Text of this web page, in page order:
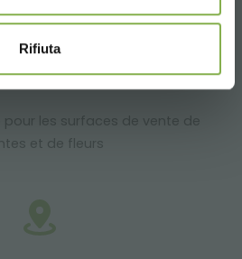
Rifiuta
pour les surfaces de vente de
et de fleurs